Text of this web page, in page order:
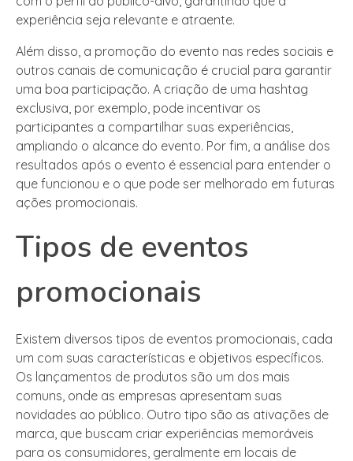
experiência seja relevante e atraente.
Além disso, a promoção do evento nas redes sociais e
outros canais de comunicação é crucial para garantir
uma boa participação. A criação de uma hashtag
exclusiva, por exemplo, pode incentivar os
participantes a compartilhar suas experiências,
ampliando o alcance do evento. Por fim, a análise dos
resultados após o evento é essencial para entender o
que funcionou e o que pode ser melhorado em futuras
ações promocionais.
Tipos de eventos
promocionais
Existem diversos tipos de eventos promocionais, cada
um com suas características e objetivos específicos.
Os lançamentos de produtos são um dos mais
comuns, onde as empresas apresentam suas
novidades ao público. Outro tipo são as ativações de
marca, que buscam criar experiências memoráveis
para os consumidores, geralmente em locais de